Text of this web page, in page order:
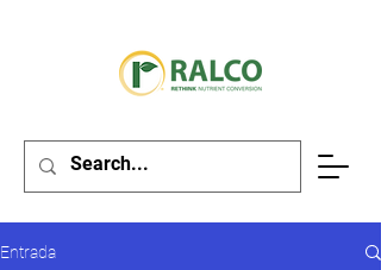
Entrada